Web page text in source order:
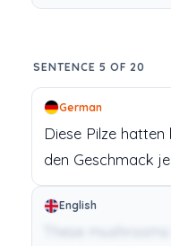
SENTENCE 5 OF 20
German
Diese Pilze hatten
den Geschmack
English
These